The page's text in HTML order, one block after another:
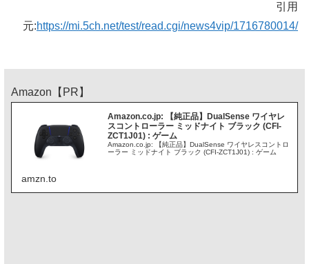
引用
元:https://mi.5ch.net/test/read.cgi/news4vip/1716780014/
Amazon【PR】
Amazon.co.jp: 【純正品】DualSense ワイヤレ
スコントローラー ミッドナイト ブラック (CFI-
ZCT1J01) : ゲーム
Amazon.co.jp: 【純正品】DualSense ワイヤレスコントロ
ーラー ミッドナイト ブラック (CFI-ZCT1J01) : ゲーム
amzn.to